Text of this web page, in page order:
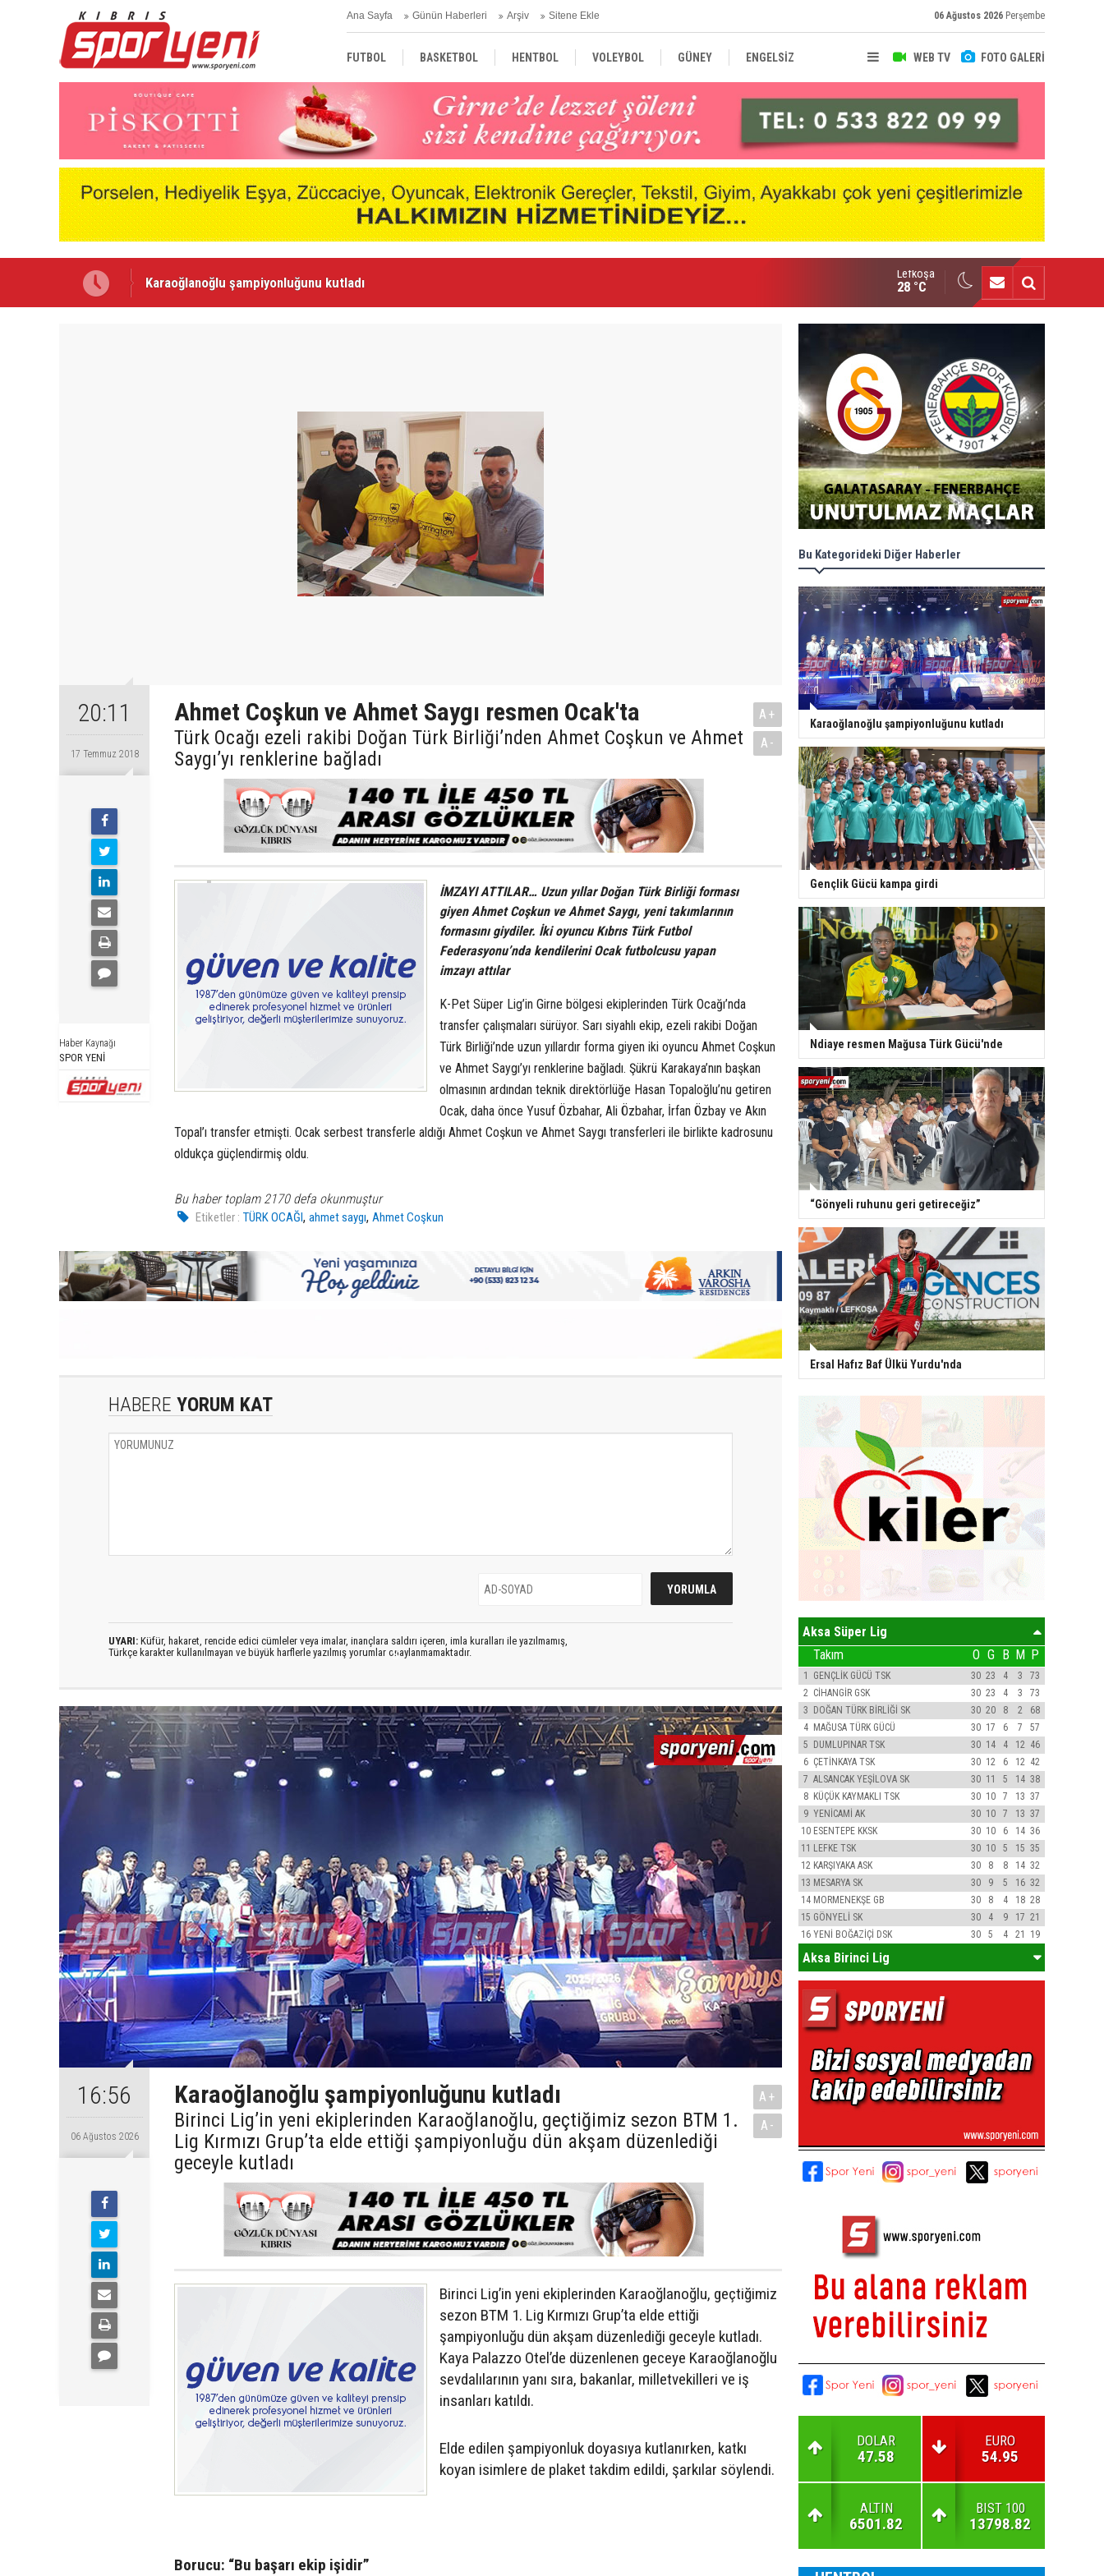
Ana Sayfa Günün Haberleri Arşiv Sitene Ekle 06 Ağustos 2026 Perşembe
WEB TV FOTO GALERİ
FUTBOL BASKETBOL HENTBOL VOLEYBOL GÜNEY ENGELSİZ
TÜRKİYE AVRUPA DÜNYA
Voleybolda transfer dönemi sürüyor
Lefkoşa
28 °C
20:11
17 Temmuz 2018
Haber Kaynağı
SPOR YENİ
Ahmet Coşkun ve Ahmet Saygı resmen Ocak'ta
Türk Ocağı ezeli rakibi Doğan Türk Birliği’nden Ahmet Coşkun ve Ahmet
Saygı’yı renklerine bağladı
A+
A-
İMZAYI ATTILAR… Uzun yıllar Doğan Türk Birliği forması
giyen Ahmet Coşkun ve Ahmet Saygı, yeni takımlarının
formasını giydiler. İki oyuncu Kıbrıs Türk Futbol
Federasyonu’nda kendilerini Ocak futbolcusu yapan
imzayı attılar
K-Pet Süper Lig’in Girne bölgesi ekiplerinden Türk Ocağı’nda
transfer çalışmaları sürüyor. Sarı siyahlı ekip, ezeli rakibi Doğan
Türk Birliği’nde uzun yıllardır forma giyen iki oyuncu Ahmet Coşkun
ve Ahmet Saygı’yı renklerine bağladı. Şükrü Karakaya’nın başkan
olmasının ardından teknik direktörlüğe Hasan Topaloğlu’nu getiren
Ocak, daha önce Yusuf Özbahar, Ali Özbahar, İrfan Özbay ve Akın
Topal’ı transfer etmişti. Ocak serbest transferle aldığı Ahmet Coşkun ve Ahmet Saygı transferleri ile birlikte kadrosunu
oldukça güçlendirmiş oldu.
Bu haber toplam 2170 defa okunmuştur
Etiketler : TÜRK OCAĞI,ahmet saygı,Ahmet Coşkun
HABERE YORUM KAT
UYARI: Küfür, hakaret, rencide edici cümleler veya imalar, inançlara saldırı içeren, imla kuralları ile yazılmamış,
Türkçe karakter kullanılmayan ve büyük harflerle yazılmış yorumlar onaylanmamaktadır.
16:56
06 Ağustos 2026
Karaoğlanoğlu şampiyonluğunu kutladı
Birinci Lig’in yeni ekiplerinden Karaoğlanoğlu, geçtiğimiz sezon BTM 1.
Lig Kırmızı Grup’ta elde ettiği şampiyonluğu dün akşam düzenlediği
geceyle kutladı
A+
A-
Birinci Lig’in yeni ekiplerinden Karaoğlanoğlu, geçtiğimiz
sezon BTM 1. Lig Kırmızı Grup’ta elde ettiği
şampiyonluğu dün akşam düzenlediği geceyle kutladı.
Kaya Palazzo Otel’de düzenlenen geceye Karaoğlanoğlu
sevdalılarının yanı sıra, bakanlar, milletvekilleri ve iş
insanları katıldı.
Elde edilen şampiyonluk doyasıya kutlanırken, katkı
koyan isimlere de plaket takdim edildi, şarkılar söylendi.
Borucu: “Bu başarı ekip işidir”
Bu Kategorideki Diğer Haberler
Karaoğlanoğlu şampiyonluğunu kutladı
Gençlik Gücü kampa girdi
Ndiaye resmen Mağusa Türk Gücü'nde
“Gönyeli ruhunu geri getireceğiz”
Ersal Hafız Baf Ülkü Yurdu'nda
Aksa Süper Lig
S
Takım O G B M P
1 GENÇLİK GÜCÜ TSK 30 23 4 3
73
2 CİHANGİR GSK 30 23 4 3
73
3 DOĞAN TÜRK BİRLİĞİ SK 30 20 8 2
68
4 MAĞUSA TÜRK GÜCÜ 30 17 6 7
57
5 DUMLUPINAR TSK 30 14 4 12 46
6 ÇETİNKAYA TSK 30 12 6 12 42
7 ALSANCAK YEŞİLOVA SK 30 11 5 14 38
8 KÜÇÜK KAYMAKLI TSK 30 10 7 13 37
9 YENİCAMİ AK 30 10 7 13 37
10 ESENTEPE KKSK 30 10 6 14 36
11 LEFKE TSK 30 10 5 15 35
12 KARŞIYAKA ASK 30 8 8 14 32
13 MESARYA SK 30 9 5 16 32
14 MORMENEKŞE GB 30 8 4 18 28
15 GÖNYELİ SK 30 4 9 17 21
16 YENİ BOĞAZİÇİ DSK 30 5 4 21 19
Aksa Birinci Lig
DOLAR
47.58
EURO
54.95
ALTIN
6501.82
BIST 100
13798.82